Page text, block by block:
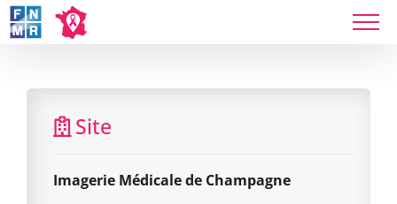
Skip
to
Site
Imagerie Médicale de Champagne